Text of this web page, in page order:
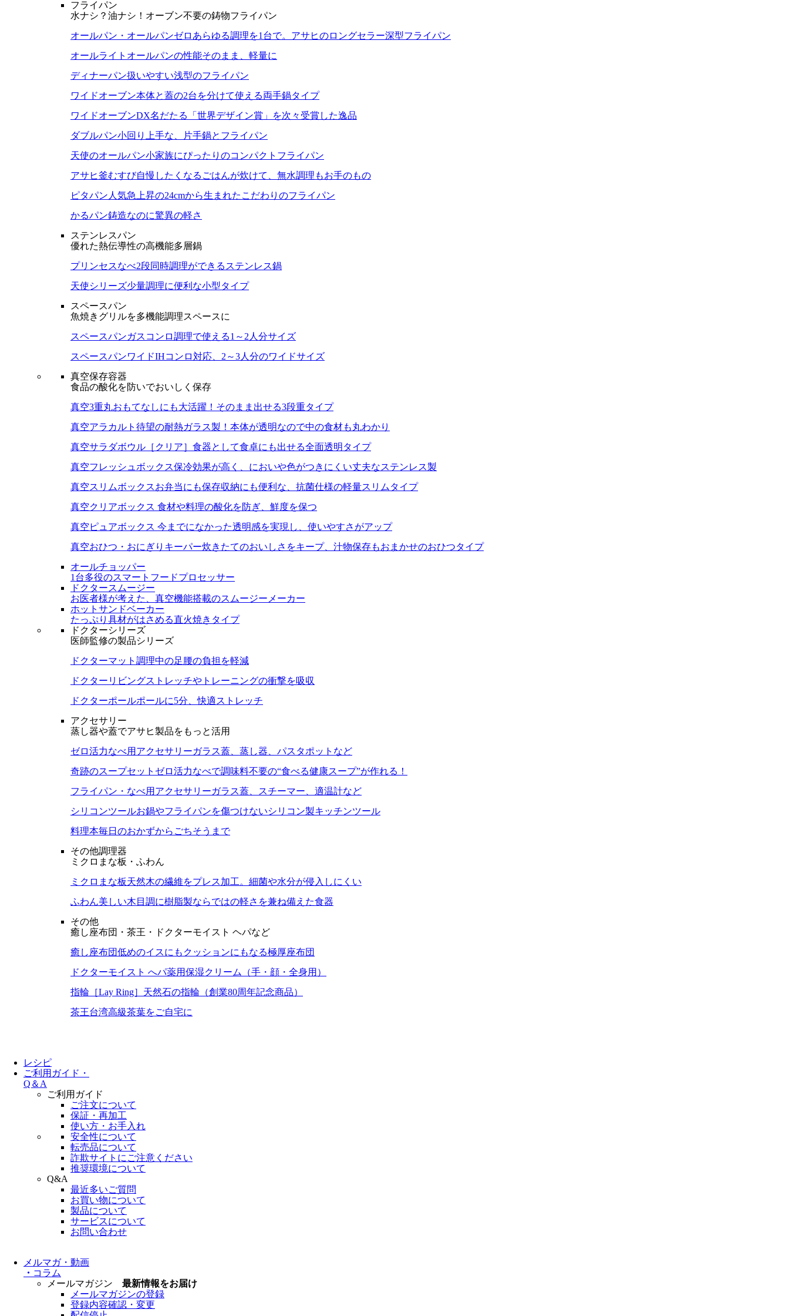
フライパン
水ナシ？油ナシ！オーブン不要の鋳物フライパン
オールパン・オールパンゼロ あらゆる調理を1台で。アサヒのロングセラー深型フライパン
オールライト オールパンの性能そのまま、軽量に
ディナーパン扱いやすい浅型のフライパン
ワイドオーブン本体と蓋の2台を分けて使える両手鍋タイプ
ワイドオーブンDX名だたる「世界デザイン賞」を次々受賞した逸品
ダブルパン小回り上手な、片手鍋とフライパン
天使のオールパン小家族にぴったりのコンパクトフライパン
アサヒ釜むすび自慢したくなるごはんが炊けて、無水調理もお手のもの
ピタパン 人気急上昇の24cmから生まれたこだわりのフライパン
かるパン鋳造なのに驚異の軽さ
ステンレスパン
優れた熱伝導性の高機能多層鍋
プリンセスなべ2段同時調理ができるステンレス鍋
天使シリーズ少量調理に便利な小型タイプ
スペースパン
魚焼きグリルを多機能調理スペースに
スペースパンガスコンロ調理で使える1～2人分サイズ
スペースパンワイドIHコンロ対応、2～3人分のワイドサイズ
真空保存容器
食品の酸化を防いでおいしく保存
真空3重丸おもてなしにも大活躍！そのまま出せる3段重タイプ
真空アラカルト 待望の耐熱ガラス製！本体が透明なので中の食材も丸わかり
真空サラダボウル［クリア］ 食器として食卓にも出せる全面透明タイプ
真空フレッシュボックス保冷効果が高く、においや色がつきにくい丈夫なステンレス製
真空スリムボックスお弁当にも保存収納にも便利な、抗菌仕様の軽量スリムタイプ
真空クリアボックス 食材や料理の酸化を防ぎ、鮮度を保つ
真空ピュアボックス 今までになかった透明感を実現し、使いやすさがアップ
真空おひつ・おにぎりキーパー炊きたてのおいしさをキープ、汁物保存もおまかせのおひつタイプ
オールチョッパー
1台多役のスマートフードプロセッサー
ドクタースムージー
お医者様が考えた、真空機能搭載のスムージーメーカー
ホットサンドベーカー
たっぷり具材がはさめる直火焼きタイプ
ドクターシリーズ
医師監修の製品シリーズ
ドクターマット 調理中の足腰の負担を軽減
ドクターリビングストレッチやトレーニングの衝撃を吸収
ドクターポールポールに5分、快適ストレッチ
アクセサリー
蒸し器や蓋でアサヒ製品をもっと活用
ゼロ活力なべ用アクセサリーガラス蓋、蒸し器、パスタポットなど
奇跡のスープセット ゼロ活力なべで調味料不要の“食べる健康スープ”が作れる！
フライパン・なべ用アクセサリーガラス蓋、スチーマー、適温計など
シリコンツールお鍋やフライパンを傷つけないシリコン製キッチンツール
料理本毎日のおかずからごちそうまで
その他調理器
ミクロまな板・ふわん
ミクロまな板天然木の繊維をプレス加工。細菌や水分が侵入しにくい
ふわん美しい木目調に樹脂製ならではの軽さを兼ね備えた食器
その他
癒し座布団・茶王・ドクターモイスト ヘパなど
癒し座布団低めのイスにもクッションにもなる極厚座布団
ドクターモイスト へパ薬用保湿クリーム（手・顔・全身用）
指輪［Lay Ring］ 天然石の指輪（創業80周年記念商品）
茶王台湾高級茶葉をご自宅に
レシピ
ご利用ガイド・
Q＆A
ご利用ガイド
ご注文について
保証・再加工
使い方・お手入れ
安全性について
転売品について
詐欺サイトにご注意ください
推奨環境について
Q&A
最近多いご質問
お買い物について
製品について
サービスについて
お問い合わせ
メルマガ・動画
・ コラム
メールマガジン 最新情報をお届け
メールマガジンの登録
登録内容確認・変更